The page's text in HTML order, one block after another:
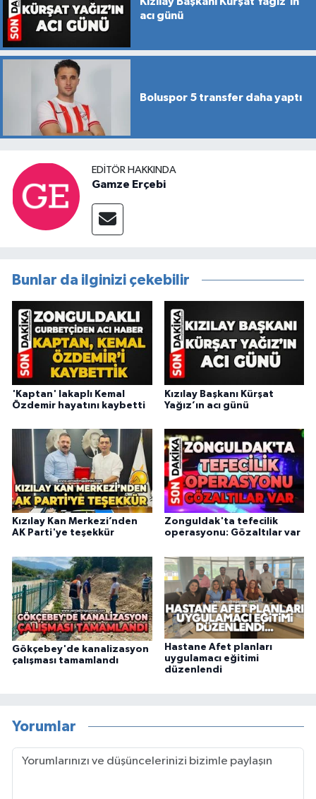
acı günü
Boluspor 5 transfer daha yaptı
EDITÖR HAKKINDA
Gamze Erçebi
Bunlar da ilginizi çekebilir
'Kaptan' lakaplı Kemal
Özdemir hayatını kaybetti
Kızılay Başkanı Kürşat
Yağız’ın acı günü
Kızılay Kan Merkezi’nden
AK Parti'ye teşekkür
Zonguldak'ta tefecilik
operasyonu: Gözaltılar var
Gökçebey'de kanalizasyon
çalışması tamamlandı
Hastane Afet planları
uygulamacı eğitimi
düzenlendi
Yorumlar